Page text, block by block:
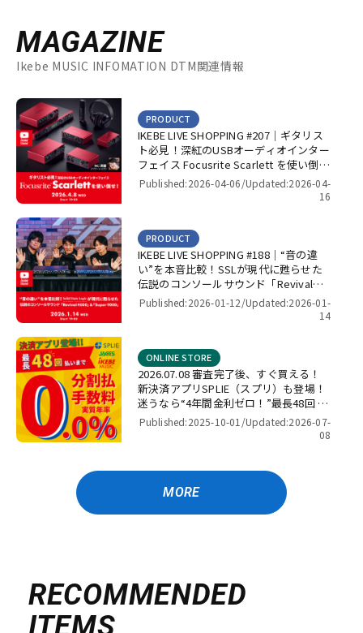
MAGAZINE
Ikebe MUSIC INFOMATION DTM関連情報
IKEBE LIVE SHOPPING #207｜ギタリス
ト必見！深紅のUSBオーディオインター
フェイス Focusrite Scarlett を使い倒
せ！【presented by パワーレック】
PRODUCT
Published:2026-04-06/Updated:2026-04-
16
IKEBE LIVE SHOPPING #188｜“音の違
い”を本音比較！SSLが現代に甦らせた
伝説のコンソールサウンド「Revival
4000」＆「Super 9000」【presented
PRODUCT
Published:2026-01-12/Updated:2026-01-
14
2026.07.08 審査完了後、すぐ買える！
新決済アプリSPLIE（スプリ）も登場！
迷うなら“4年間金利ゼロ！”最長48回 無
金利キャンペーン
ONLINE STORE
Published:2025-10-01/Updated:2026-07-
08
MORE
RECOMMENDED